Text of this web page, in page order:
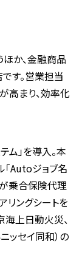
か、金融商品
す。営業担当
高まり、効率化
ム」を導入。本
「Autoジョブ名
が乗合保険代理
リングシートを
海上日動火災、
ッセイ同和）の